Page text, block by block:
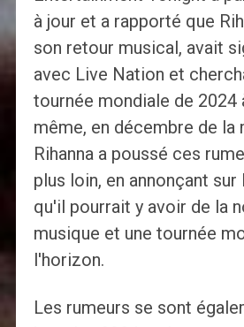
à jour et a rapporté que
son retour musical, avait
avec Live Nation et
tournée mondiale de 2024
même, en décembre de la
Rihanna a poussé ces
plus loin, en annonçant
qu'il pourrait y avoir de la
musique et une tournée
l'horizon.
Les rumeurs se sont